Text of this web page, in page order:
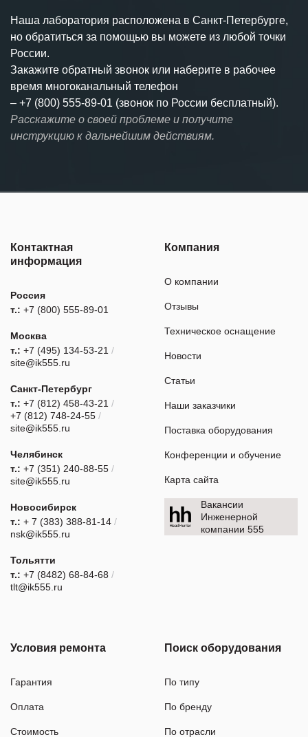
Наша лаборатория расположена в Санкт-Петербурге,
но обратиться за помощью вы можете из любой точки
России.
Закажите обратный звонок или наберите в рабочее
время многоканальный телефон
– +7 (800) 555-89-01 (звонок по России бесплатный).
Расскажите о своей проблеме и получите
инструкцию к дальнейшим действиям.
Контактная
информация
Россия
т.: +7 (800) 555-89-01
Москва
т.: +7 (495) 134-53-21 /
site@ik555.ru
Санкт-Петербург
т.: +7 (812) 458-43-21 /
+7 (812) 748-24-55 /
site@ik555.ru
Челябинск
т.: +7 (351) 240-88-55 /
site@ik555.ru
Новосибирск
т.: + 7 (383) 388-81-14 /
nsk@ik555.ru
Тольятти
т.: +7 (8482) 68-84-68 /
tlt@ik555.ru
Компания
О компании
Отзывы
Техническое оснащение
Новости
Статьи
Наши заказчики
Поставка оборудования
Конференции и обучение
Карта сайта
Вакансии
Инженерной
компании 555
Условия ремонта
Гарантия
Оплата
Стоимость
Поиск оборудования
По типу
По бренду
По отрасли